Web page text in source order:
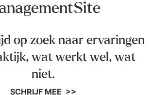
op zoek naar ervaringen
wat werkt wel, wat
niet.
SCHRIJF MEE >>